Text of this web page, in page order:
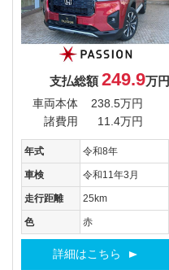
支払総額249.9万円
車両本体
238.5万円
諸費用
11.4万円
年式 令和8年
車検 令和11年3月
走行距離 25km
色 赤
詳細はこちら